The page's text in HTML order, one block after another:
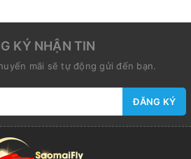
KÝ NHẬN TIN
mãi sẽ tự động gửi đến bạn.
ĐĂNG KÝ